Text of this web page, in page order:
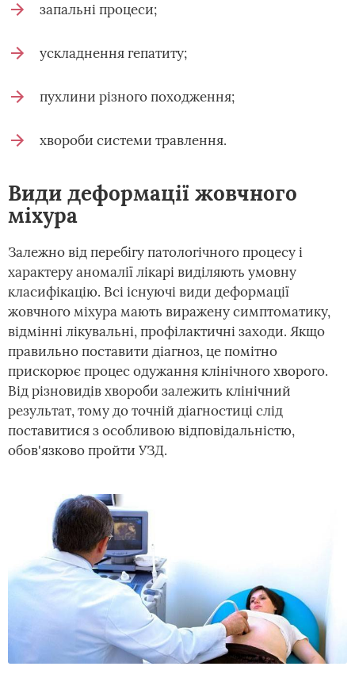
запальні процеси;
ускладнення гепатиту;
пухлини різного походження;
хвороби системи травлення.
Види деформації жовчного
міхура
Залежно від перебігу патологічного процесу і
характеру аномалії лікарі виділяють умовну
класифікацію. Всі існуючі види деформації
жовчного міхура мають виражену симптоматику,
відмінні лікувальні, профілактичні заходи. Якщо
правильно поставити діагноз, це помітно
прискорює процес одужання клінічного хворого.
Від різновидів хвороби залежить клінічний
результат, тому до точній діагностиці слід
поставитися з особливою відповідальністю,
обов'язково пройти УЗД.